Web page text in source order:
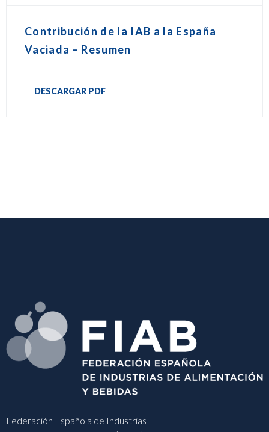
Contribución de la IAB a la España
Vaciada – Resumen
DESCARGAR PDF
Federación Española de Industrias